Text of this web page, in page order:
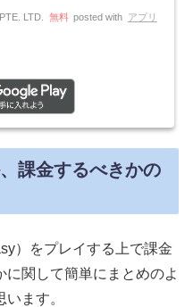
LTD. 無料 posted with アプリ
課金するべきかの
）をプレイする上で課金
関して簡単にまとめのよ
ます。